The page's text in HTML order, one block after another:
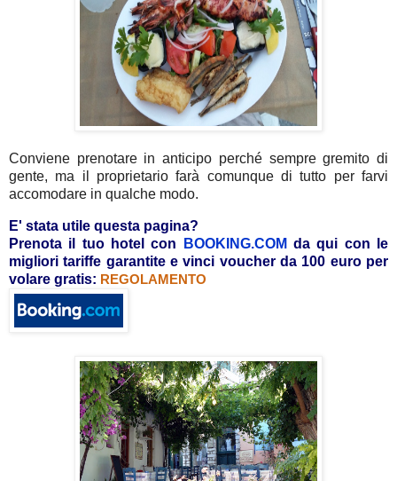
Conviene prenotare in anticipo perché sempre gremito di
gente, ma il proprietario farà comunque di tutto per farvi
accomodare in qualche modo.
E' stata utile questa pagina?
Prenota il tuo hotel con
BOOKING.COM da qui con le
migliori tariffe garantite e vinci voucher da 100 euro per
volare gratis: REGOLAMENTO